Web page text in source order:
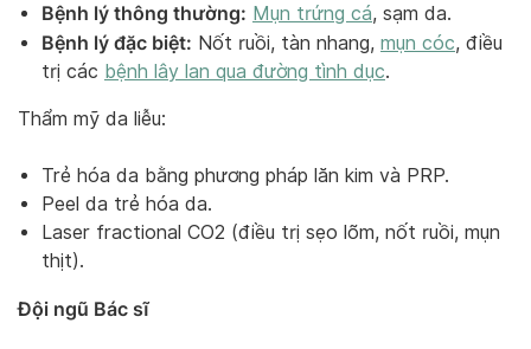
Bệnh lý thông thường: Mụn trứng cá, sạm da.
Bệnh lý đặc biệt: Nốt ruồi, tàn nhang, mụn cóc, điều
trị các bệnh lây lan qua đường tình dục.
Thẩm mỹ da liễu:
Trẻ hóa da bằng phương pháp lăn kim và PRP.
Peel da trẻ hóa da.
Laser fractional CO2 (điều trị sẹo lõm, nốt ruồi, mụn
thịt).
Đội ngũ Bác sĩ